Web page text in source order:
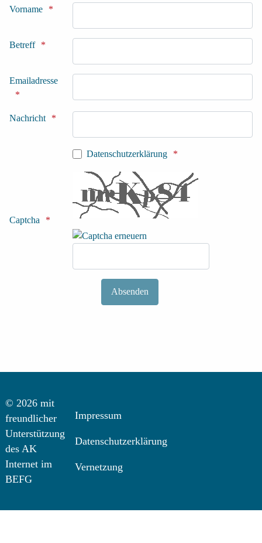
Vorname
Betreff
Emailadresse
Nachricht
Datenschutzerklärung
Honeypot, bitte lassen Sie dieses Feld leer
Captcha
© 2026 mit
freundlicher
Unterstützung
des AK
Internet im
BEFG
Impressum
Datenschutzerklärung
Vernetzung